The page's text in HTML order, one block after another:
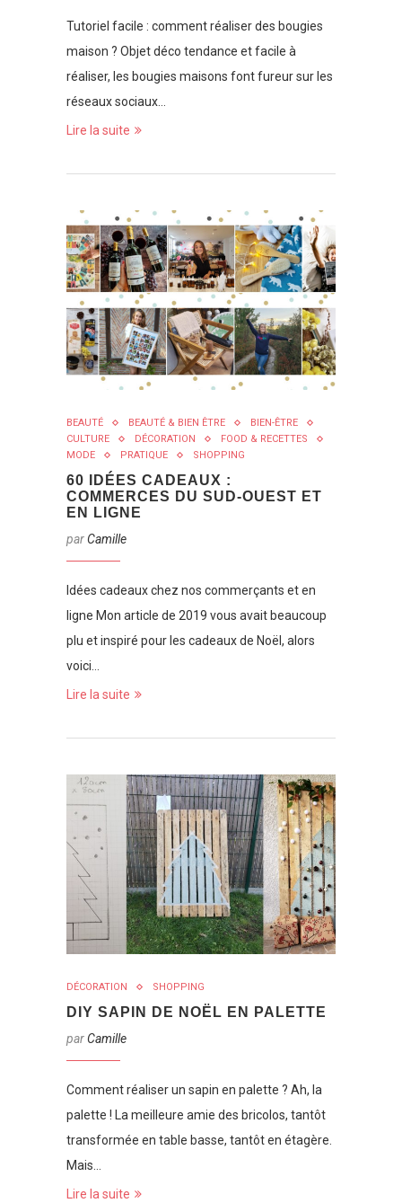
Tutoriel facile : comment réaliser des bougies
maison ? Objet déco tendance et facile à
réaliser, les bougies maisons font fureur sur les
réseaux sociaux…
Lire la suite
BEAUTÉ BEAUTÉ & BIEN ÊTRE
BIEN-ÊTRE
CULTURE
DÉCORATION
FOOD & RECETTES
MODE
PRATIQUE SHOPPING
60 IDÉES CADEAUX :
COMMERCES DU SUD-OUEST ET
EN LIGNE
parCamille
Idées cadeaux chez nos commerçants et en
ligne Mon article de 2019 vous avait beaucoup
plu et inspiré pour les cadeaux de Noël, alors
voici…
Lire la suite
DÉCORATION SHOPPING
DIY SAPIN DE NOËL EN PALETTE
parCamille
Comment réaliser un sapin en palette ? Ah, la
palette ! La meilleure amie des bricolos, tantôt
transformée en table basse, tantôt en étagère.
Mais…
Lire la suite